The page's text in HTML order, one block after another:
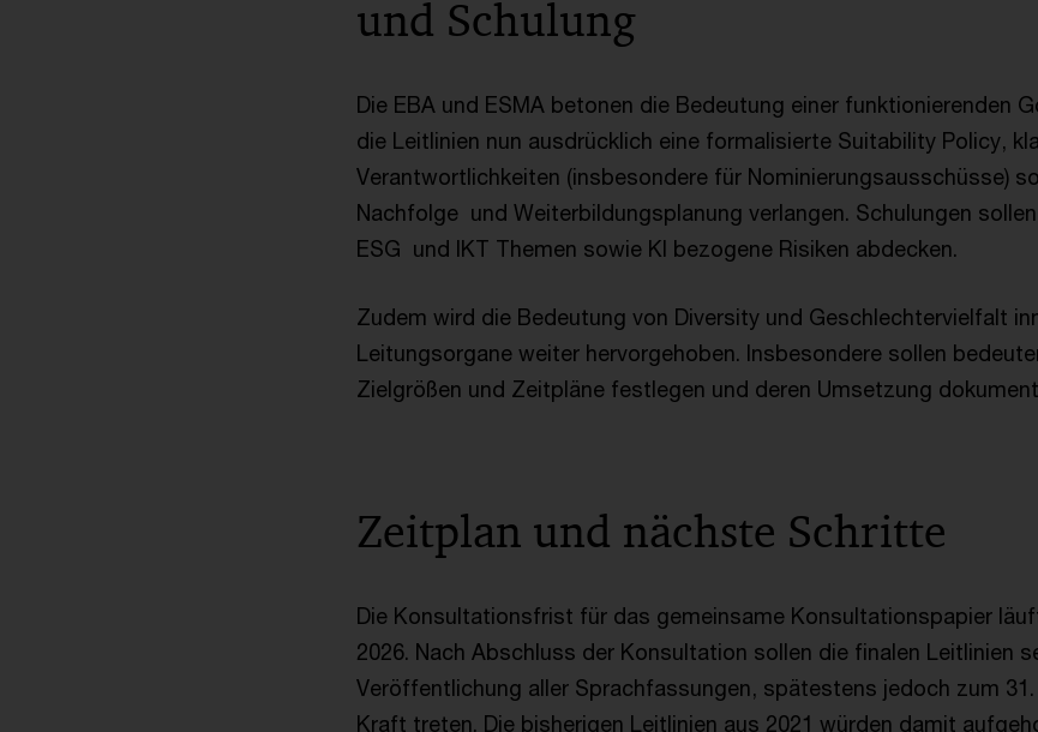
und Schulung
Die EBA und ESMA betonen die Bedeutung einer funktionierenden
die Leitlinien nun ausdrücklich eine formalisierte Suitability Policy,
Verantwortlichkeiten (insbesondere für Nominierungsausschüsse)
Nachfolge und Weiterbildungsplanung verlangen. Schulungen
ESG und IKT Themen sowie KI bezogene Risiken abdecken.
Zudem wird die Bedeutung von Diversity und Geschlechtervielfalt
Leitungsorgane weiter hervorgehoben. Insbesondere sollen
Zielgrößen und Zeitpläne festlegen und deren Umsetzung
Zeitplan und nächste Schritte
Die Konsultationsfrist für das gemeinsame Konsultationspapier
2026. Nach Abschluss der Konsultation sollen die finalen Leitlinien
Veröffentlichung aller Sprachfassungen, spätestens jedoch zum 31.
Kraft treten. Die bisherigen Leitlinien aus 2021 würden damit